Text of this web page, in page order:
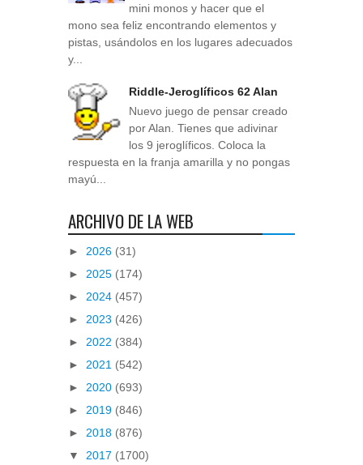
mini monos y hacer que el
mono sea feliz encontrando elementos y
pistas, usándolos en los lugares adecuados
y...
Riddle-Jeroglíficos 62 Alan
Nuevo juego de pensar creado
por Alan. Tienes que adivinar
los 9 jeroglíficos. Coloca la
respuesta en la franja amarilla y no pongas
mayú...
ARCHIVO DE LA WEB
► 2026 (31)
► 2025 (174)
► 2024 (457)
► 2023 (426)
► 2022 (384)
► 2021 (542)
► 2020 (693)
► 2019 (846)
► 2018 (876)
▼ 2017 (1700)